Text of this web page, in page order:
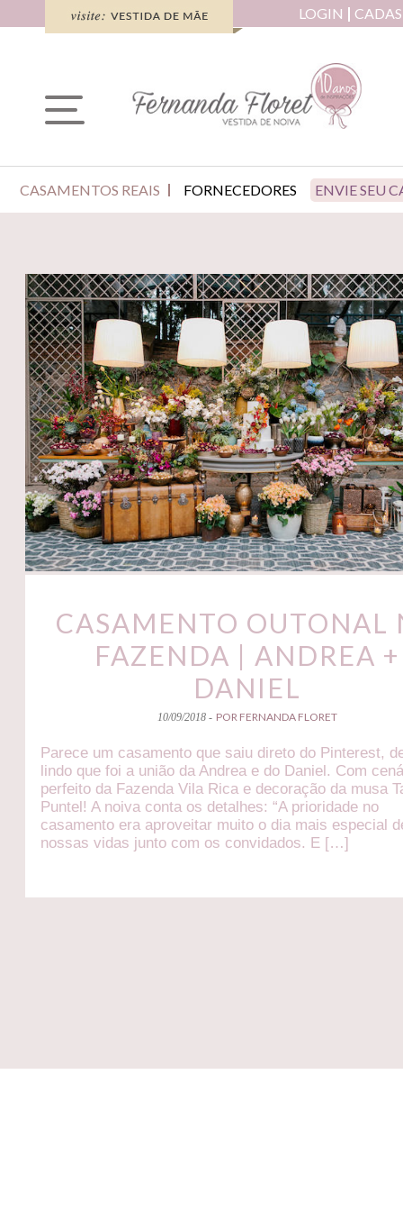
LOGIN
CASAMENTOS REAIS FORNECEDORES ENVIE SEU
CASAMENTO OUTONAL
FAZENDA | ANDREA +
DANIEL
10/09/2018 - POR FERNANDA FLORET
Parece um casamento que saiu direto do Pinterest,
lindo que foi a união da Andrea e do Daniel. Com
perfeito da Fazenda Vila Rica e decoração da musa
Puntel! A noiva conta os detalhes: “A prioridade no
casamento era aproveitar muito o dia mais especial
nossas vidas junto com os convidados. E […]